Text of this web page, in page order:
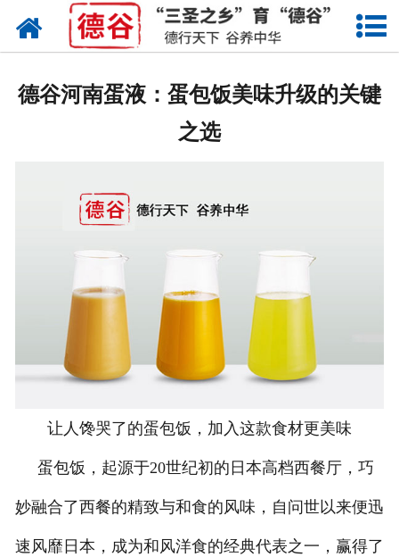
网站首页
新闻中心
走进德谷
招商加盟
联系我们
德谷河南蛋液：蛋包饭美味升级的关键
之选
让人馋哭了的蛋包饭，加入这款食材更美味
蛋包饭，起源于20世纪初的日本高档西餐厅，巧
妙融合了西餐的精致与和食的风味，自问世以来便迅
速风靡日本，成为和风洋食的经典代表之一，赢得了